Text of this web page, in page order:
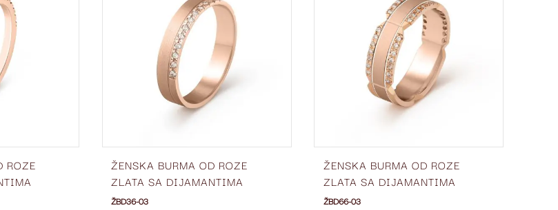
ROZE
03
ŽENSKA BURMA OD ROZE
ZLATA SA DIJAMANTIMA
ŠIRINE 4 MM ŽBD36-03
ŽBD36-03
ŽENSKA BURMA OD ROZE
ZLATA SA DIJAMANTIMA
ŠIRINE 6 MM ŽBD66-03
ŽBD66-03